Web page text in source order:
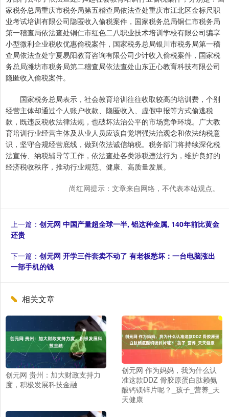
家税务总局重庆市税务局第五稽查局依法查处重庆市江北区金标尺职
业考试培训有限公司隐匿收入偷税案件，国家税务总局铜仁市税务局
第一稽查局依法查处铜仁市红色二八职业技术培训学校有限公司骗享
小型微利企业税收优惠偷税案件，国家税务总局银川市税务局第一稽
查局依法查处宁夏易阳教育咨询有限公司少计收入偷税案件，国家税
务总局潍坊市税务局第二稽查局依法查处山东正心教育科技有限公司
隐匿收入偷税案件。
国家税务总局表示，社会教育培训往往收取较高的培训费，个别
经营主体却通过个人账户收款、隐匿收入、虚假申报等方式偷逃税
款，既违反税收法律法规，也破坏法治公平的市场竞争环境。广大教
育培训行业经营主体及从业人员应该自觉增强法治观念和依法纳税意
识，坚守合规经营底线，做到依法诚信纳税。税务部门将持续深化税
法宣传、纳税辅导等工作，依法查处各类涉税违法行为，维护良好的
经济税收秩序，推动行业规范、健康、高质量发展。
尚红网提示：文章来自网络，不代表本站观点。
上一篇： 创元网 中国产量超全球一半, 铝这种金属, 140年前比黄金
还贵
下一篇： 创元网 开学三件套卖不动了 有老板愁坏：一台电脑涨出
一部手机的钱
相关文章
创元网 贵州：加大财政支持力
度，积极发展科技金融
创元网 作为妈妈，我为什么认
准这款DDZ 骨胶原蛋白肽赖氨
酸钙镁锌片呢？_孩子_营养_天
天健康